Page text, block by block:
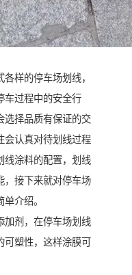
样的停车场划线，
车过程中的安全行
选择品质有保证的交
会认真对待划线过程
线涂料的配置，划线
，接下来就对停车场
介绍。
加剂，在停车场划线
塑性，这样涂膜可